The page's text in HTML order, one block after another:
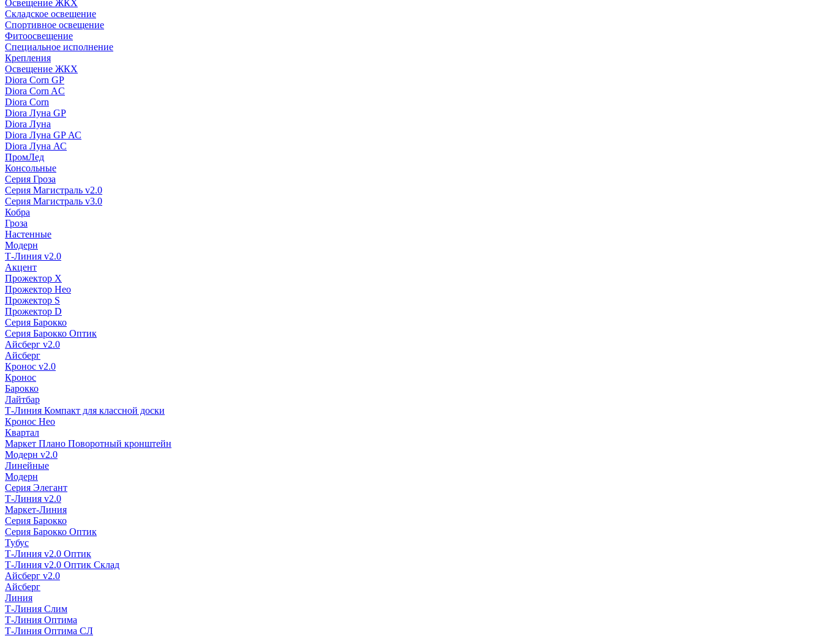
Освещение ЖКХ
Складское освещение
Спортивное освещение
Фитоосвещение
Специальное исполнение
Крепления
Освещение ЖКХ
Diora Corn GP
Diora Corn AC
Diora Corn
Diora Луна GP
Diora Луна
Diora Луна GP АС
Diora Луна АС
ПромЛед
Консольные
Серия Гроза
Серия Магистраль v2.0
Серия Магистраль v3.0
Кобра
Гроза
Настенные
Модерн
Т-Линия v2.0
Акцент
Прожектор X
Прожектор Нео
Прожектор S
Прожектор D
Серия Барокко
Серия Барокко Оптик
Айсберг v2.0
Айсберг
Кронос v2.0
Кронос
Барокко
Лайтбар
Т-Линия Компакт для классной доски
Кронос Нео
Квартал
Маркет Плано Поворотный кронштейн
Модерн v2.0
Линейные
Модерн
Серия Элегант
Т-Линия v2.0
Маркет-Линия
Серия Барокко
Серия Барокко Оптик
Тубус
Т-Линия v2.0 Оптик
Т-Линия v2.0 Оптик Склад
Айсберг v2.0
Айсберг
Линия
Т-Линия Слим
Т-Линия Оптима
Т-Линия Оптима СЛ